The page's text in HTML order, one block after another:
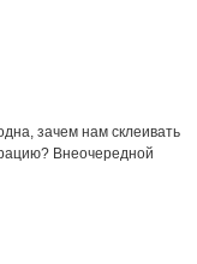
зачем нам склеивать
Внеочередной